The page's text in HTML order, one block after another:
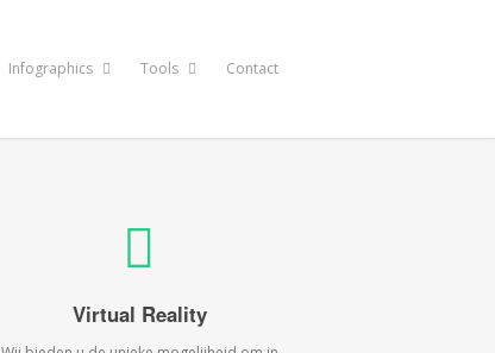
Infographics Tools Contact
Virtual Reality